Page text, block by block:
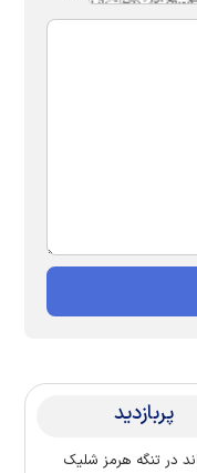
پربازدید
در تنگه هرمز شلیک